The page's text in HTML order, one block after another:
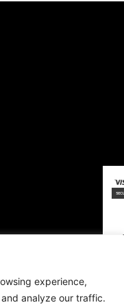
experience,
analyze our traffic.